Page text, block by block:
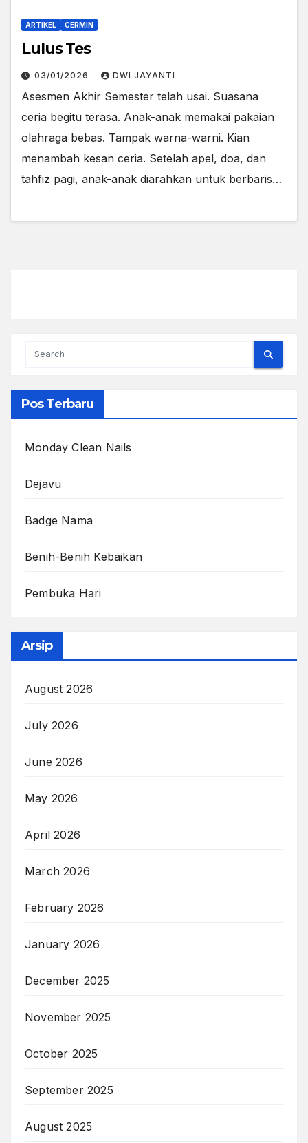
ARTIKEL CERMIN
Lulus Tes
03/01/2026 DWI JAYANTI
Asesmen Akhir Semester telah usai. Suasana
ceria begitu terasa. Anak-anak memakai pakaian
olahraga bebas. Tampak warna-warni. Kian
menambah kesan ceria. Setelah apel, doa, dan
tahfiz pagi, anak-anak diarahkan untuk berbaris…
Pos Terbaru
Monday Clean Nails
Dejavu
Badge Nama
Benih-Benih Kebaikan
Pembuka Hari
Arsip
August 2026
July 2026
June 2026
May 2026
April 2026
March 2026
February 2026
January 2026
December 2025
November 2025
October 2025
September 2025
August 2025